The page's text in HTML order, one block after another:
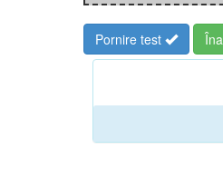
Pornire test